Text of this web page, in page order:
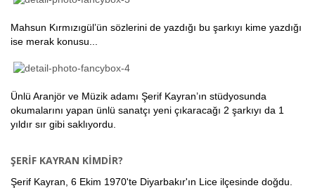
Mahsun Kırmızıgül’ün sözlerini de yazdığı bu şarkıyı kime yazdığı
ise merak konusu...
Ünlü Aranjör ve Müzik adamı Şerif Kayran’ın stüdyosunda
okumalarını yapan ünlü sanatçı yeni çıkaracağı 2 şarkıyı da 1
yıldır sır gibi saklıyordu.
ŞERİF KAYRAN KİMDİR?
Şerif Kayran, 6 Ekim 1970'te Diyarbakır'ın Lice ilçesinde doğdu.